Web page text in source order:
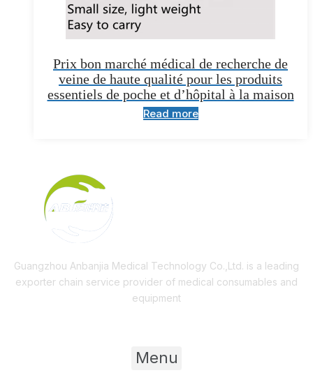
Prix bon marché médical de recherche de
veine de haute qualité pour les produits
essentiels de poche et d’hôpital à la maison
Read more
Guangzhou Anbanjia Medical Technology Co.,Ltd. is a leading
exporter chain service provider of medical consumables and
equipment
Menu